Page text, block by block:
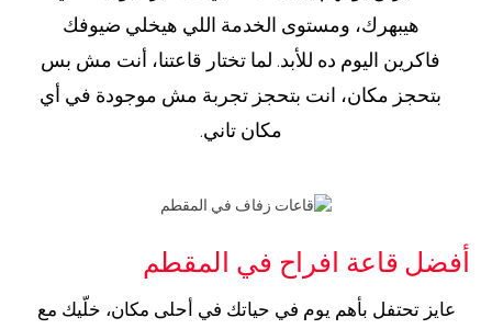
هيبهرك، ومستوى الخدمة اللي هيخلي ضيوفك
فاكرين اليوم ده للأبد. لما تختار قاعتنا، أنت مش بس
بتحجز مكان، انت بتحجز تجربة مش موجودة في أي
مكان تاني.
أفضل قاعة افراح في المقطم
عايز تحتفل بأهم يوم في حياتك في أحلى مكان، خلّيك مع